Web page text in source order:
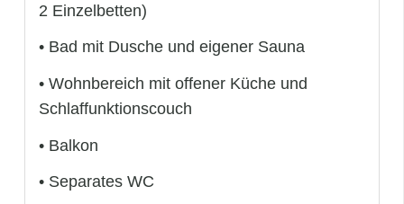
2 Einzelbetten)
• Bad mit Dusche und eigener Sauna
• Wohnbereich mit offener Küche und
Schlaffunktionscouch
• Balkon
• Separates WC